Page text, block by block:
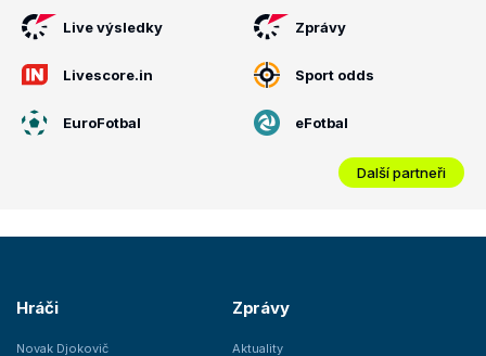
Live výsledky Zprávy
Livescore.in Sport odds
EuroFotbal eFotbal
Další partneři
Hráči
Novak Djokovič
Zprávy
Aktuality